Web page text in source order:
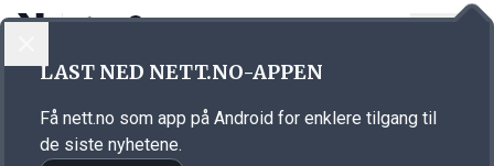
Annonsørinnhold
LAST NED NETT.NO-APPEN
Få nett.no som app på Android for enklere tilgang til
de siste nyhetene.